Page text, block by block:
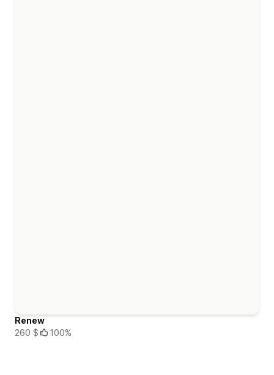
Renew
260 $
100%